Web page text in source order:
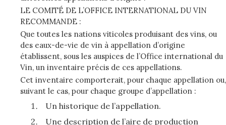
LE COMITÉ DE L’OFFICE INTERNATIONAL DU VIN
RECOMMANDE :
Que toutes les nations viticoles produisant des vins, ou
des eaux-de-vie de vin à appellation d’origine
établissent, sous les auspices de l’Office international du
Vin, un inventaire précis de ces appellations.
Cet inventaire comporterait, pour chaque appellation ou,
suivant le cas, pour chaque groupe d’appellation :
Un historique de l’appellation.
Une description de l’aire de production